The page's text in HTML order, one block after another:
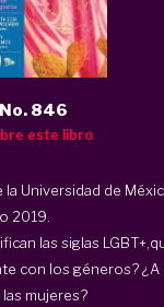
846
este libro
la Universidad de
2019.
las siglas
con los géneros?
mujeres?